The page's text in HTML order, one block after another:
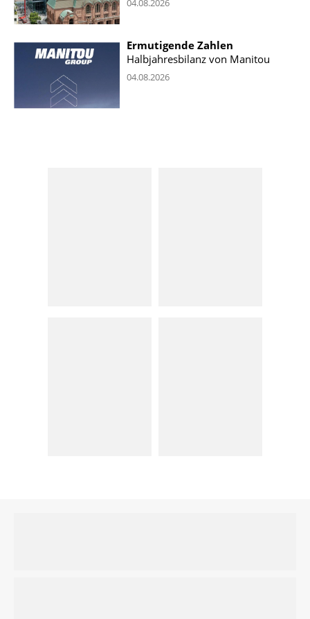
04.08.2026
Ermutigende Zahlen
Halbjahresbilanz von Manitou
04.08.2026